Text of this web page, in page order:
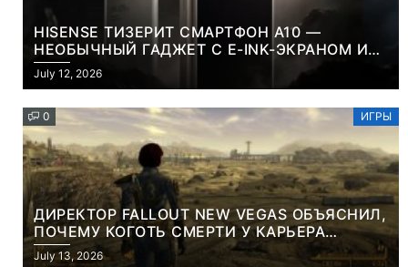
HISENSE ТИЗЕРИТ СМАРТФОН A10 —
НЕОБЫЧНЫЙ ГАДЖЕТ С E-INK-ЭКРАНОМ И
СЪЕМНОЙ LCD-ПАНЕЛЬЮ ДЛЯ ЦВЕТНОГО
КОНТЕНТА И СОЦСЕТЕЙ
July 12, 2026
0 ИГРЫ
ДИРЕКТОР FALLOUT NEW VEGAS ОБЪЯСНИЛ,
ПОЧЕМУ КОГОТЬ СМЕРТИ У КАРЬЕРА
НАМЕРЕННО СНОСИТ ВАМ ГОЛОВУ
July 13, 2026